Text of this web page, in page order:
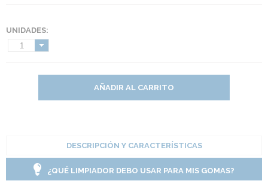
UNIDADES:
1
AÑADIR AL CARRITO
DESCRIPCIÓN Y CARACTERÍSTICAS
¿QUÉ LIMPIADOR DEBO USAR PARA MIS GOMAS?